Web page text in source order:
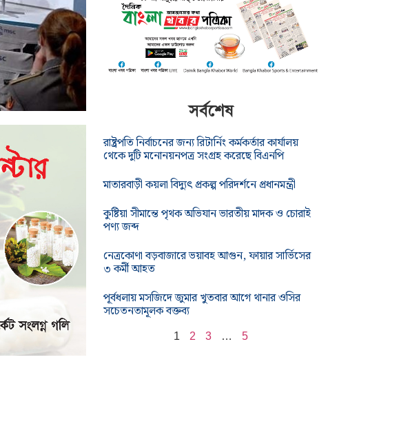
সর্বশেষ
রাষ্ট্রপতি নির্বাচনের জন্য রিটার্নিং কর্মকর্তার কার্যালয়
থেকে দুটি মনোনয়নপত্র সংগ্রহ করেছে বিএনপি
মাতারবাড়ী কয়লা বিদ্যুৎ প্রকল্প পরিদর্শনে প্রধানমন্ত্রী
কুষ্টিয়া সীমান্তে পৃথক অভিযান ভারতীয় মাদক ও চোরাই
পণ্য জব্দ
নেত্রকোণা বড়বাজারে ভয়াবহ আগুন, ফায়ার সার্ভিসের
৩ কর্মী আহত
পূর্বধলায় মসজিদে জুমার খুতবার আগে থানার ওসির
সচেতনতামূলক বক্তব্য
1 2 3 … 5